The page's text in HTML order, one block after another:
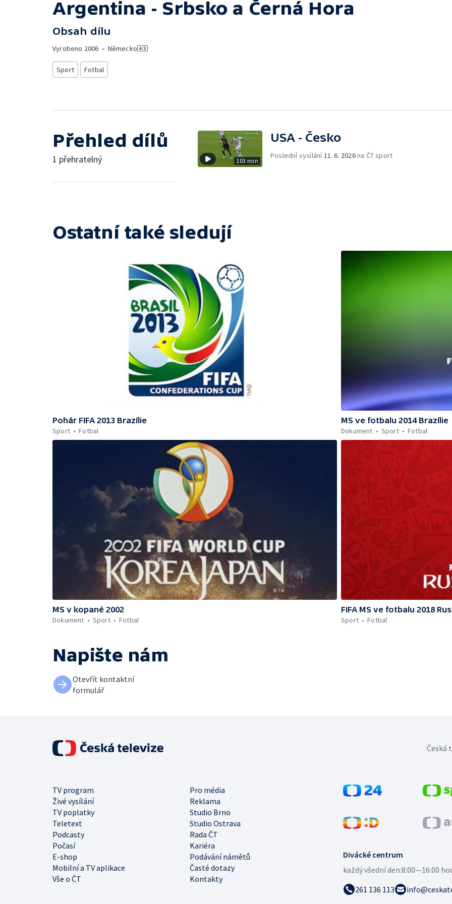
Argentina - Srbsko a Černá Hora
Obsah dílu
Vyrobeno 2006 • Německo
Sport Fotbal
Přehled dílů
1 přehratelný 103 min
USA - Česko
Poslední vysílání 11. 6. 2026na ČT sport
Ostatní také sledují
Pohár FIFA 2013 Brazílie
Sport
Fotbal
MS ve fotbalu 2014 Brazílie
Dokument
Sport Fotbal
MS v kopané 2002
Dokument
Sport Fotbal
FIFA MS ve fotbalu 2018
Sport
Fotbal
Napište nám
Otevřít kontaktní
formulář
Divácké centrum
každý všední den:8:00—16:00
261 136 113
TV program
Pro média
Živé vysílání
Reklama
TV poplatky
Studio Brno
Teletext
Studio Ostrava
Podcasty
Rada ČT
Počasí
Kariéra
E-shop
Podávání námětů
Mobilní a TV aplikace
Časté dotazy
Vše o ČT
Kontakty
Česká